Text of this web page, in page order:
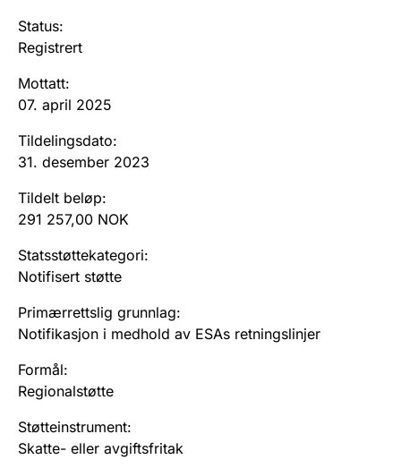
Andre tema
Status:
Registrert
Mottatt:
07. april 2025
Tildelingsdato:
31. desember 2023
Tildelt beløp:
291 257,00 NOK
Statsstøttekategori:
Notifisert støtte
Primærrettslig grunnlag:
Notifikasjon i medhold av ESAs retningslinjer
Formål:
Regionalstøtte
Støtteinstrument:
Skatte- eller avgiftsfritak